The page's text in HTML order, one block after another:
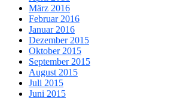
März 2016
Februar 2016
Januar 2016
Dezember 2015
Oktober 2015
September 2015
August 2015
Juli 2015
Juni 2015